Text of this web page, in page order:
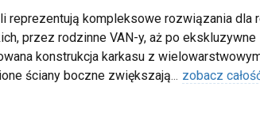
reprezentują kompleksowe rozwiązania dla
przez rodzinne VAN-y, aż po
konstrukcja karkasu z
ściany boczne zwiększają... zobacz